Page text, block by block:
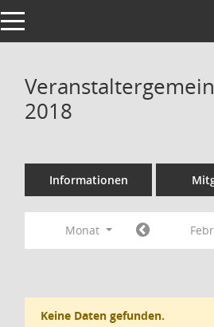
Toggle navigation
2018
Informationen
Monat
Keine Daten gefunden.